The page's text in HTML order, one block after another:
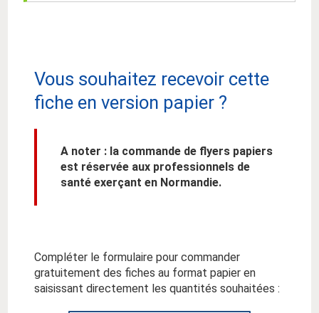
Vous souhaitez recevoir cette
fiche en version papier ?
A noter : la commande de flyers papiers
est réservée aux professionnels de
santé exerçant en Normandie.
Compléter le formulaire pour commander
gratuitement des fiches au format papier en
saisissant directement les quantités souhaitées :